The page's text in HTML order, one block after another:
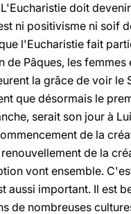
doit
ni positivisme ni soif
l'Eucharistie fait
de Pâques, les femmes
la grâce de voir le
que désormais le
serait son jour à
de la
de la
vont ensemble.
aussi important. Il est
de nombreuses